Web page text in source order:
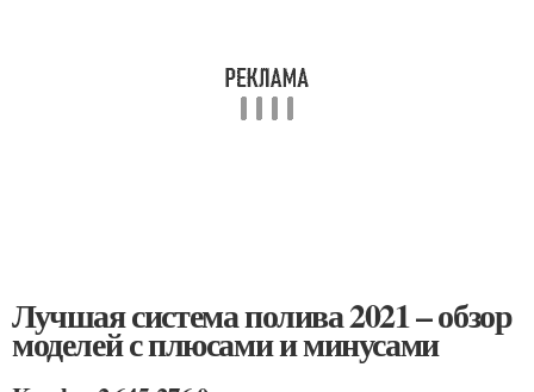
Лучшая система полива 2021 – обзор
моделей с плюсами и минусами